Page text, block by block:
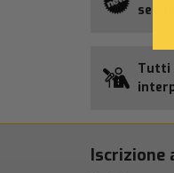
Tutti
Iscrizione